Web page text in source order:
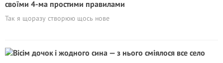
своїми 4-ма простими правилами
Так я щоразу створюю щось нове